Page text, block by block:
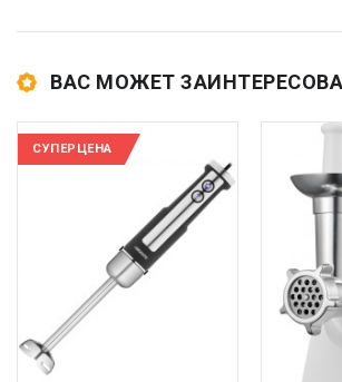
ВАС МОЖЕТ
СУПЕРЦЕНА